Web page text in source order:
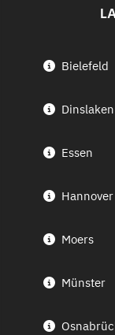
Bielefeld
Dinslaken
Essen
Hannover
Moers
Münster